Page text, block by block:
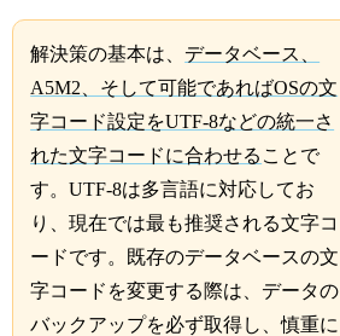
解決策の基本は、 データベース、
A5M2、そして可能であればOSの文
字コード設定をUTF-8などの統一さ
れた文字コードに合わせる ことで
す。UTF-8は多言語に対応してお
り、現在では最も推奨される文字コ
ードです。既存のデータベースの文
字コードを変更する際は、データの
バックアップを必ず取得し、慎重に